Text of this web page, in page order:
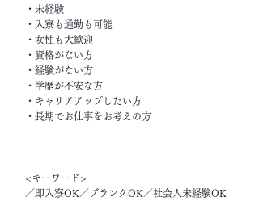
・未経験
・入寮も通勤も可能
・女性も大歓迎
・資格がない方
・経験がない方
・学歴が不安な方
・キャリアアップしたい方
・長期でお仕事をお考えの方
<キーワード>
／即入寮OK／ブランクOK／社会人未経験OK